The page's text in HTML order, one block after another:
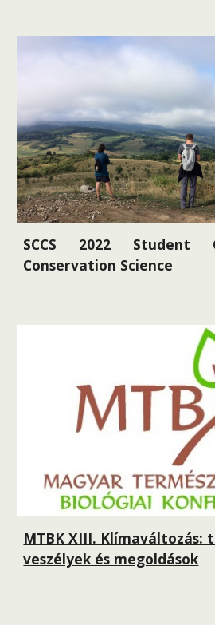
SCCS 2022 Student
Conservation Science
MTBK XIII. Klímaváltozás:
veszélyek és megoldások